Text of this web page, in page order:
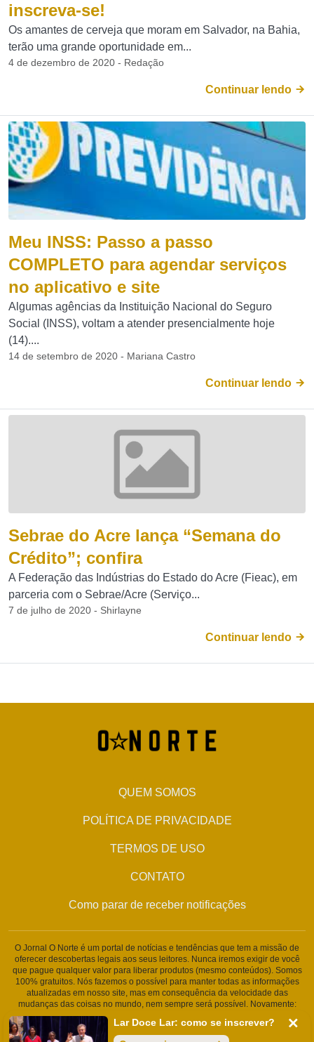
Lar Doce Lar: como se inscrever?
inscreva-se!
Os amantes de cerveja que moram em Salvador, na Bahia,
terão uma grande oportunidade em...
4 de dezembro de 2020 - Redação
Continuar lendo
Meu INSS: Passo a passo
COMPLETO para agendar serviços
no aplicativo e site
Algumas agências da Instituição Nacional do Seguro
Social (INSS), voltam a atender presencialmente hoje
(14)....
14 de setembro de 2020 - Mariana Castro
Continuar lendo
Sebrae do Acre lança “Semana do
Crédito”; confira
A Federação das Indústrias do Estado do Acre (Fieac), em
parceria com o Sebrae/Acre (Serviço...
7 de julho de 2020 - Shirlayne
Continuar lendo
QUEM SOMOS
POLÍTICA DE PRIVACIDADE
TERMOS DE USO
CONTATO
Como parar de receber notificações
O Jornal O Norte é um portal de notícias e tendências que tem a missão de
oferecer descobertas legais aos seus leitores. Nunca iremos exigir de você
que pague qualquer valor para liberar produtos (mesmo conteúdos). Somos
100% gratuitos. Nós fazemos o possível para manter todas as informações
atualizadas em nosso site, mas em consequência da velocidade das
mudanças das coisas no mundo, nem sempre será possível. Novamente:
Nunca solicitamos nenhuma informação pessoal ou qualquer tipo de
cobrança. Somos um portal de conteúdo jornalístico. Caso isso aconteça,
entre em contato conosco imediatamente.